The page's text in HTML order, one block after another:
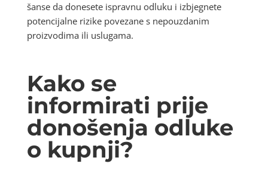
šanse da donesete ispravnu odluku i izbjegnete
potencijalne rizike povezane s nepouzdanim
proizvodima ili uslugama.
Kako se
informirati prije
donošenja odluke
o kupnji?